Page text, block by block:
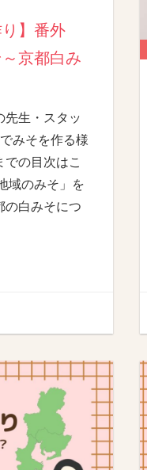
】番外
京都白み
先生・スタッ
みそを作る様
の目次はこ
域のみそ」を
の白みそにつ